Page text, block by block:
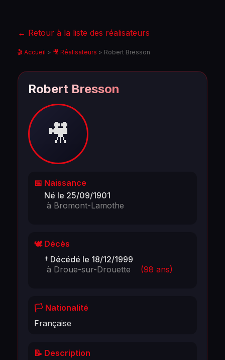
← Retour à la liste des réalisateurs
🎬 Accueil > 🎥 Réalisateurs > Robert Bresson
Robert Bresson
🎥
📅 Naissance
Né le 25/09/1901
à Bromont-Lamothe
🕊️ Décès
† Décédé le 18/12/1999
à Droue-sur-Drouette
(98 ans)
🏳️ Nationalité
Française
📝 Description